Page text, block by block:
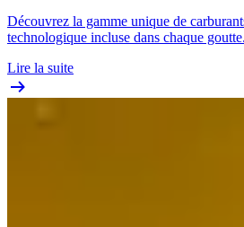
Découvrez la gamme unique de
technologique incluse dans chaque goutte.
Lire la suite